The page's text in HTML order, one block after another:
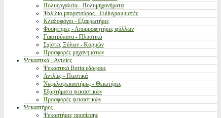
Πολυεργαλεία - Πολυμηχανήματα
Ψαλίδια μπορντούρας - Ευθυγραμμιστές
Κλαδοφάγοι - Εξαερωτήρες
Φυσητήρες - Απορροφητήρες φύλλων
Γαιοτρύπανα - Πλυστικά
Σχίστες Ξύλων - Κορμών
Προσφορές μηχανημάτων
Ψεκαστικά - Αντλίες
Ψεκαστικά Βυτία εδάφους
Αντλίες - Πιεστικά
Νεφελοψεκαστήρες - Θειωτήρες
Εξαρτήματα ψεκαστικών
Προσφορές ψεκαστικών
Ψεκαστήρες
Ψεκαστήρες προπίεσης